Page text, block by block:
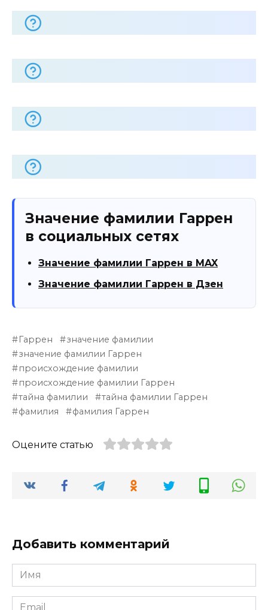
Значение фамилии Гаррен
в социальных сетях
Значение фамилии Гаррен в MAX
Значение фамилии Гаррен в Дзен
Гаррен
значение фамилии
значение фамилии Гаррен
происхождение фамилии
происхождение фамилии Гаррен
тайна фамилии
тайна фамилии Гаррен
фамилия
фамилия Гаррен
Оцените статью
Добавить комментарий
Имя
*
Email